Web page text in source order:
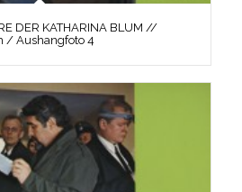
DER KATHARINA BLUM //
/ Aushangfoto 4